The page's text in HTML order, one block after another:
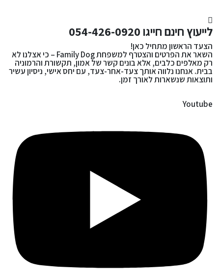
לייעוץ חינם חייגו054-426-0920
הצעד הראשון מתחיל כאן!
השאר את הפרטים והצטרף למשפחת Family Dog – כי אצלנו לא
רק מאלפים כלבים, אלא בונים קשר של אמון, תקשורת והרמוניה
בבית. אנחנו נלווה אותך צעד-אחר-צעד, עם יחס אישי, ניסיון עשיר
ותוצאות שנשארות לאורך זמן.
Youtube